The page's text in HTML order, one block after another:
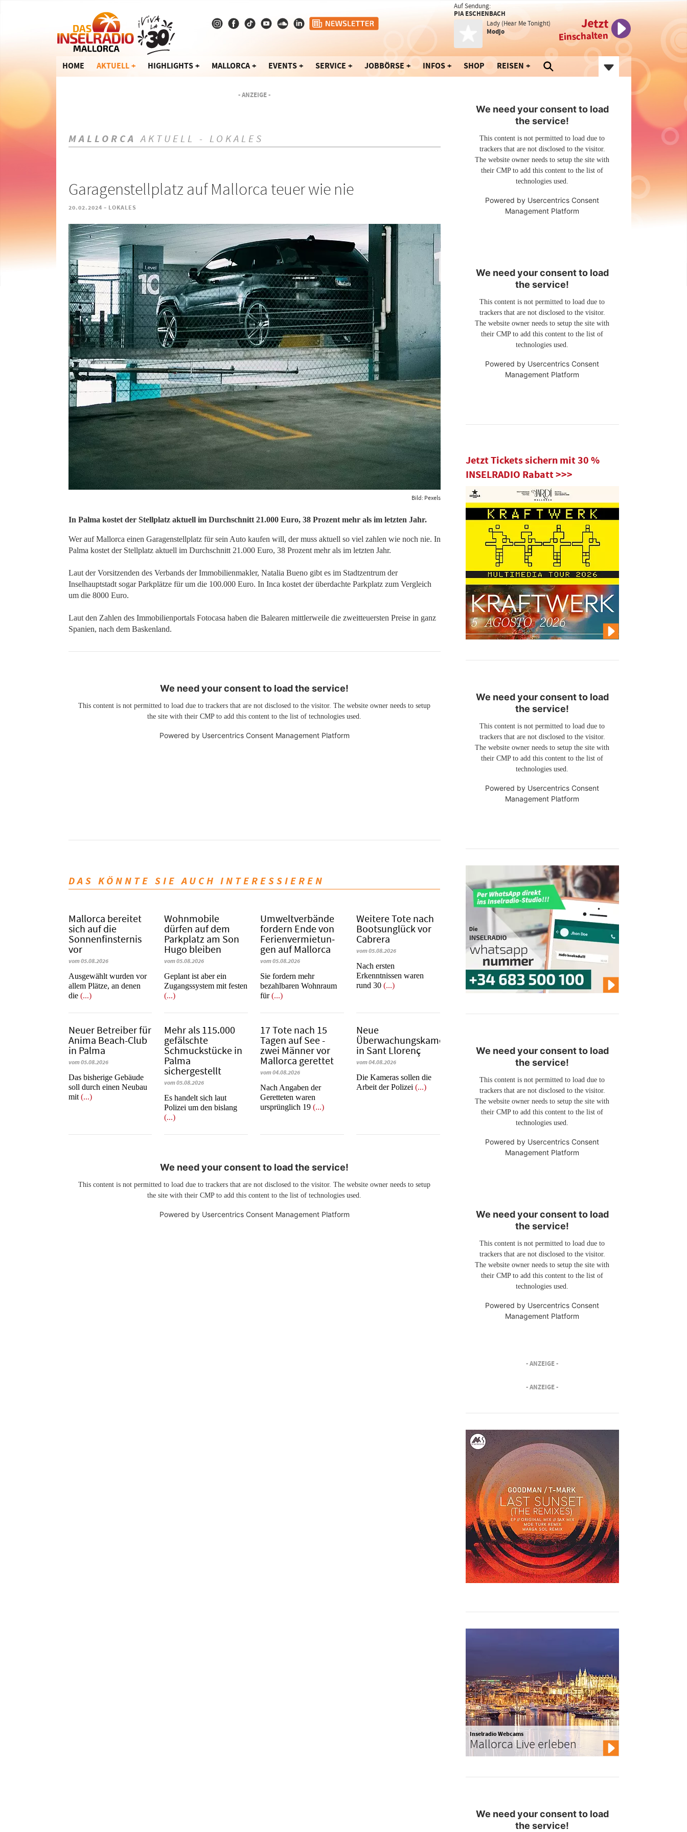
Auf Sendung:
PIA ESCHENBACH
Lady (Hear Me Tonight)
Modjo
Jetzt
Einschalten
HOME AKTUELL HIGHLIGHTS MALLORCA EVENTS SERVICE JOBBÖRSE INFOS SHOP REISEN
- ANZEIGE -
MALLORCA AKTUELL - LOKALES
Garagenstellplatz auf Mallorca teuer wie nie
20.02.2024 - LOKALES
Bild: Pexels
In Palma kostet der Stellplatz aktuell im Durchschnitt 21.000 Euro, 38 Prozent mehr als im letzten Jahr.
Wer auf Mallorca einen Garagenstellplatz für sein Auto kaufen will, der muss aktuell so viel zahlen wie noch nie. In
Palma kostet der Stellplatz aktuell im Durchschnitt 21.000 Euro, 38 Prozent mehr als im letzten Jahr.
Laut der Vorsitzenden des Verbands der Immobilienmakler, Natalia Bueno gibt es im Stadtzentrum der
Inselhauptstadt sogar Parkplätze für um die 100.000 Euro. In Inca kostet der überdachte Parkplatz zum Vergleich
um die 8000 Euro.
Laut den Zahlen des Immobilienportals Fotocasa haben die Balearen mittlerweile die zweitteuersten Preise in ganz
Spanien, nach dem Baskenland.
We need your consent to load the service!
This content is not permitted to load due to trackers that are not disclosed to the visitor. The website owner needs to setup
the site with their CMP to add this content to the list of technologies used.
Powered by Usercentrics Consent Management Platform
DAS KÖNNTE SIE AUCH INTERESSIEREN
Mallorca bereitet
sich auf die
Sonnenfinsternis
vor
vom 05.08.2026
Ausgewählt wurden vor
allem Plätze, an denen
die (...)
Wohnmobile
dürfen auf dem
Parkplatz am Son
Hugo bleiben
vom 05.08.2026
Geplant ist aber ein
Zugangssystem mit festen
(...)
Umweltverbände
fordern Ende von
Fe­ri­en­ver­mie­tun­
gen auf Mallorca
vom 05.08.2026
Sie fordern mehr
bezahlbaren Wohnraum
für(...)
Weitere Tote nach
Bootsunglück vor
Cabrera
vom 05.08.2026
​​​​​​​Nach ersten
Erkenntnissen waren
rund 30(...)
Neuer Betreiber für
Anima Beach-Club
in Palma
vom 05.08.2026
Das bisherige Gebäude
soll durch einen Neubau
mit (...)
Mehr als 115.000
gefälschte
Schmuckstücke in
Palma
sichergestellt
vom 05.08.2026
Es handelt sich laut
Polizei um den bislang
(...)
17 Tote nach 15
Tagen auf See -
zwei Männer vor
Mallorca gerettet
vom 04.08.2026
Nach Angaben der
Geretteten waren
ursprünglich 19(...)
Neue
Überwachungskameras
in Sant Llorenç
vom 04.08.2026
​​​​​​​Die Kameras sollen die
Arbeit der Polizei(...)
We need your consent to load the service!
This content is not permitted to load due to trackers that are not disclosed to the visitor. The website owner needs to setup
the site with their CMP to add this content to the list of technologies used.
Powered by Usercentrics Consent Management Platform
We need your consent to load
the service!
This content is not permitted to load due to
trackers that are not disclosed to the visitor.
The website owner needs to setup the site with
their CMP to add this content to the list of
technologies used.
Powered by Usercentrics Consent
Management Platform
We need your consent to load
the service!
This content is not permitted to load due to
trackers that are not disclosed to the visitor.
The website owner needs to setup the site with
their CMP to add this content to the list of
technologies used.
Powered by Usercentrics Consent
Management Platform
Jetzt Tickets sichern mit 30 %
INSELRADIO Rabatt >>>
We need your consent to load
the service!
This content is not permitted to load due to
trackers that are not disclosed to the visitor.
The website owner needs to setup the site with
their CMP to add this content to the list of
technologies used.
Powered by Usercentrics Consent
Management Platform
We need your consent to load
the service!
This content is not permitted to load due to
trackers that are not disclosed to the visitor.
The website owner needs to setup the site with
their CMP to add this content to the list of
technologies used.
Powered by Usercentrics Consent
Management Platform
We need your consent to load
the service!
This content is not permitted to load due to
trackers that are not disclosed to the visitor.
The website owner needs to setup the site with
their CMP to add this content to the list of
technologies used.
Powered by Usercentrics Consent
Management Platform
- ANZEIGE -
- ANZEIGE -
Inselradio Webcams
Mallorca Live erleben
We need your consent to load
the service!